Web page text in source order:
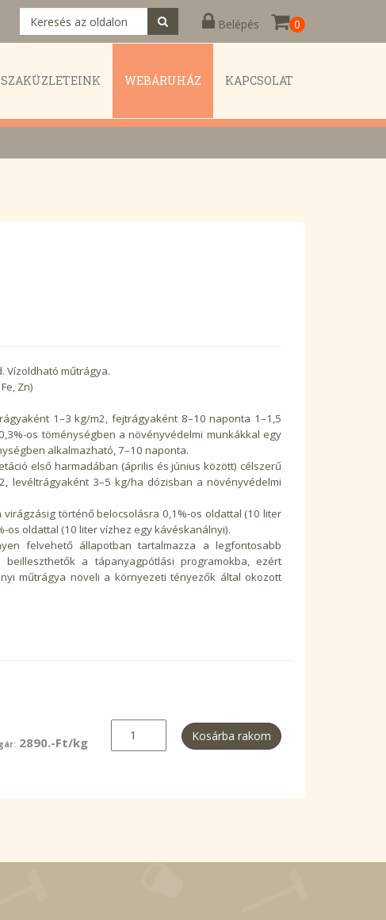
Belépés 0
SZAKÜZLETEINK WEBÁRUHÁZ KAPCSOLAT
Vízoldható műtrágya.
Zn)
1–3 kg/m2, fejtrágyaként 8–10 naponta 1–1,5
os töménységben a növényvédelmi munkákkal egy
alkalmazható, 7–10 naponta.
első harmadában (április és június között) célszerű
levéltrágyaként 3–5 kg/ha dózisban a növényvédelmi
virágzásig történő belocsolásra 0,1%-os oldattal (10 liter
oldattal (10 liter vízhez egy kávéskanálnyi).
felvehető állapotban tartalmazza a legfontosabb
a tápanyagpótlási programokba, ezért
műtrágya növeli a környezeti tényezők által okozott
2890.-Ft/kg Kosárba rakom